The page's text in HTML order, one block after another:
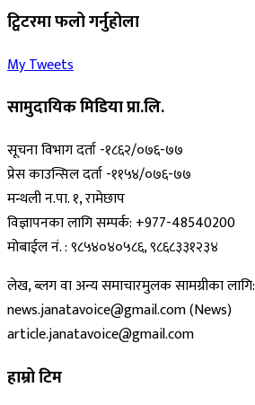
ट्विटरमा फलो गर्नुहोला
My Tweets
सामुदायिक मिडिया प्रा.लि.
सूचना विभाग दर्ता -१८६२/०७६-७७
प्रेस काउन्सिल दर्ता -११५४/०७६-७७
मन्थली न.पा. १, रामेछाप
विज्ञापनका लागि सम्पर्क: +977-48540200
मोबाईल नं. : ९८५४०४०५८६, ९८६८३३१२३४
लेख, ब्लग वा अन्य समाचारमुलक सामग्रीका लागि:
news.janatavoice@gmail.com (News)
article.janatavoice@gmail.com
हाम्रो टिम